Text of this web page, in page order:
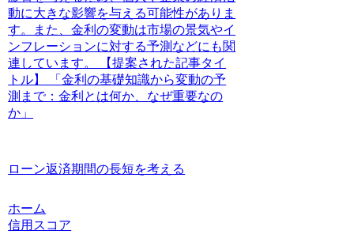
動に大きな影響を与える可能性がありま
す。また、金利の変動は市場の景気やイ
ンフレーションに対する予測などにも関
連しています。 【提案された記事タイ
トル】 「金利の基礎知識から変動の予
測まで：金利とは何か、なぜ重要なの
か」
ローン返済期間の長短を考える
ホーム
信用スコア